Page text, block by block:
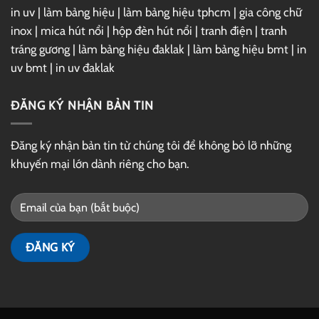
in uv | làm bảng hiệu | làm bảng hiệu tphcm | gia công chữ
inox | mica hút nổi | hộp đèn hút nổi | tranh điện | tranh
tráng gương | làm bảng hiệu đaklak | làm bảng hiệu bmt | in
uv bmt | in uv đaklak
ĐĂNG KÝ NHẬN BẢN TIN
Đăng ký nhận bản tin từ chúng tôi để không bỏ lỡ những
khuyến mại lớn dành riêng cho bạn.